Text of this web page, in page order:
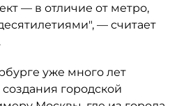
— в отличие от метро,
— считает
уже много лет
городской